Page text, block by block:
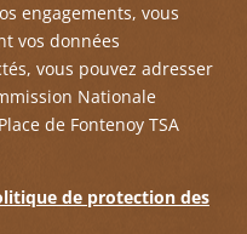
engagements, vous
vos données
vous pouvez adresser
Nationale
de Fontenoy TSA
de protection des